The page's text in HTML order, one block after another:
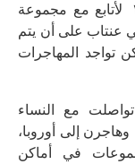
معاً. عدت إلى ألمانيا في نهاية العام ٢٠١٦ لأتابع مع مجموعة
عنتاب على أن يتم
المهاجرات
مع النساء
إلى أوروبا،
في أماكن